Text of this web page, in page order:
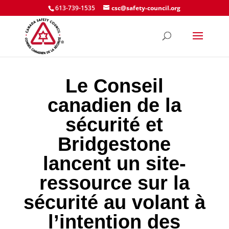
613-739-1535 csc@safety-council.org
Le Conseil
canadien de la
sécurité et
Bridgestone
lancent un site-
ressource sur la
sécurité au volant à
l’intention des